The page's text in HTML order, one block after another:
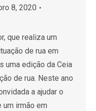
8, 2020
que realiza um
de rua em
uma edição da Ceia
de rua. Neste ano
a ajudar o
um irmão em